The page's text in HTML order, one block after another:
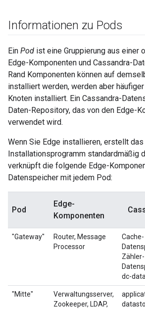
Informationen zu Pods
Ein Pod ist eine Gruppierung aus einer
Edge-Komponenten und Cassandra-
Rand Komponenten können auf
installiert werden, werden aber
Knoten installiert. Ein Cassandra-
Daten-Repository, das von den Edge-
verwendet wird.
Wenn Sie Edge installieren, erstellt das
Installationsprogramm standardmäßig
verknüpft die folgende Edge-
Datenspeicher mit jedem Pod:
Pod
Edge-
Komponenten
"Gateway"
Router, Message
Processor
Cache-
Zähler-
dc-
"Mitte"
Verwaltungsserver,
Zookeeper, LDAP,